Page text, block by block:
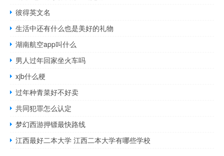
彼得英文名
生活中还有什么也是美好的礼物
湖南航空app叫什么
男人过年回家坐火车吗
xjb什么梗
过年种青菜好不好卖
共同犯罪怎么认定
梦幻西游押镖最快路线
江西最好二本大学 江西二本大学有哪些学校